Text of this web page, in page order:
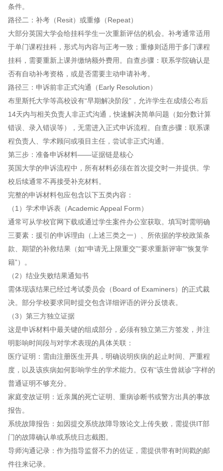
条件。
路径二：补考（Resit）或重修（Repeat）
大部分英国大学会给挂科学生一次重新评估的机会。补考通常适用
于单门课程挂科，形式与内容与正考一致；重修则适用于多门课程
挂科，需要重新上课并缴纳额外费用。自查步骤：联系学院确认是
否有自动补考资格，或是否需要主动申请补考。
路径三：申诉前非正式沟通（Early Resolution）
布里斯托大学等高校设有“早期解决阶段”，允许学生在成绩公布后
14天内与相关负责人非正式沟通，快速解决简单问题（如分数计算
错误、录入错误等），无需进入正式申诉流程。自查步骤：联系课
程负责人、学术顾问或项目主任，尝试非正式沟通。
第三步：准备申诉材料——证据链是核心
英国大学的申诉流程中，所有材料必须在首次提交时一并提供。学
校后续通常不再接受补充材料。
完整的申诉材料包应包含以下五类内容：
（1）学术申诉表（Academic Appeal Form）
通常可从学校官网下载或通过学生案件办公室获取。填写时需明确
三要素：援引的申诉理由（上述三类之一）、所依据的学校政策条
款、期望的补救结果（如“申请无上限重交”“要求重新评审”“恢复学
籍”）。
（2）结业失败结果通知书
需体现该结果已经过考试委员会（Board of Examiners）的正式裁
决。部分学校要求同时提交包含详细评语的评分反馈表。
（3）第三方独立证据
这是申诉材料中最关键的组成部分，必须有独立第三方签发，并注
明影响时间段与对学术表现的具体关联：
医疗证明：需由注册医生开具，明确说明疾病的起止时间、严重程
度，以及该疾病如何影响学生的学术能力。仅有“该生曾就诊”字样的
普通证明不够充分。
家庭变故证明：近亲属的死亡证明、重病诊断书或警方出具的事故
报告。
系统故障报告：如因提交系统故障导致论文上传失败，需提供IT部
门的故障确认单或系统日志截图。
导师沟通记录：作为指导监督不力的佐证，需提供带有时间戳的邮
件往来记录。